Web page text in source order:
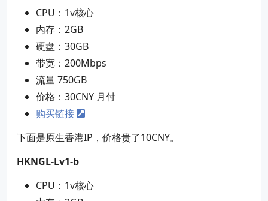
CPU：1v核心
内存：2GB
硬盘：30GB
带宽：200Mbps
流量 750GB
价格：30CNY 月付
购买链接
下面是原生香港IP，价格贵了10CNY。
HKNGL-Lv1-b
CPU：1v核心